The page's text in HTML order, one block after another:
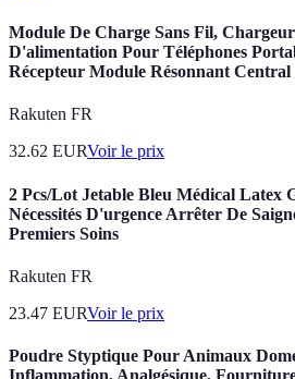
Module De Charge Sans Fil,
D'alimentation Pour Téléphones
Récepteur Module Résonnant Central
Rakuten FR
32.62 EURVoir le prix
2 Pcs/Lot Jetable Bleu Médical Latex
Nécessités D'urgence Arrêter De
Premiers Soins
Rakuten FR
23.47 EURVoir le prix
Poudre Styptique Pour Animaux